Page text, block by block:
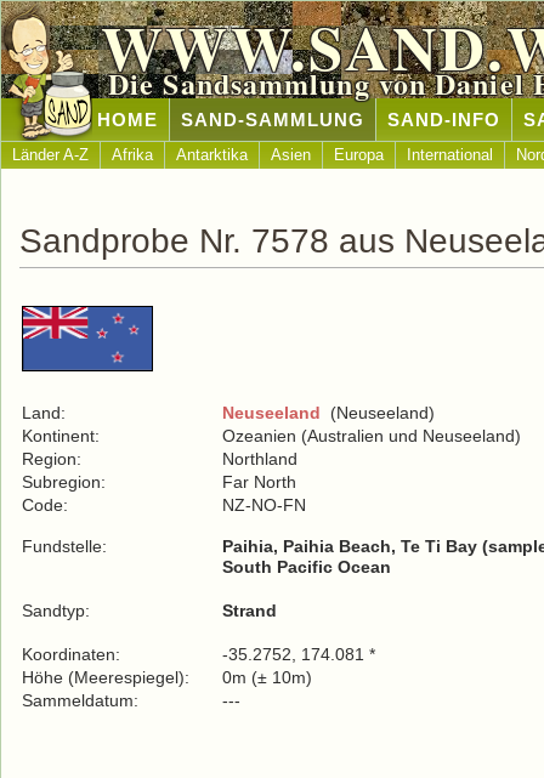
Die Sandsammlung von Daniel
HOME SAND-SAMMLUNG SAND-INFO
Länder A-Z Afrika Antarktika Asien Europa International
Sandprobe Nr. 7578 aus
Land: Neuseeland (Neuseeland)
Kontinent:
Ozeanien (Australien und Neuseeland)
Region:
Northland
Subregion:
Far North
Code:
NZ-NO-FN
Fundstelle:
Paihia, Paihia Beach, Te Ti Bay
South Pacific Ocean
Sandtyp: Strand
Koordinaten:
-35.2752, 174.081 *
Höhe (Meerespiegel):
0m (± 10m)
Sammeldatum:
---